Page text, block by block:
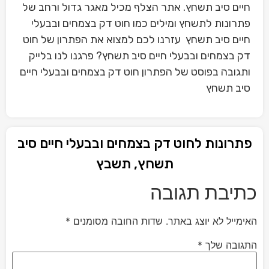
חיים סיב תשחץ. אתר הצלף מכיל מאגר גדול ורחב של
פתרונות לתשחץ ומילים כמו חוט דק בצמחים ובבעלי
חיים סיב תשחץ עזרנו לכם למצוא את הפתרון של חוט
דק בצמחים ובבעלי חיים סיב תשחץ? פרגנו לנו בלייק
ותגובה בפוסט של הפתרון חוט דק בצמחים ובבעלי חיים
סיב תשחץ
פתרונות לחוט דק בצמחים ובבעלי חיים סיב
תשחץ, תשבץ
כתיבת תגובה
האימייל לא יוצג באתר. שדות החובה מסומנים *
התגובה שלך *